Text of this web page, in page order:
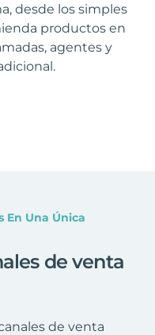
desde los simples
productos en
agentes y
En Una Única
de venta
de venta